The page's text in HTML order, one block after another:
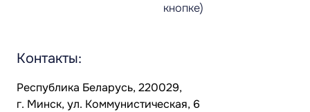
кнопке)
Контакты:
Республика Беларусь, 220029,
г. Минск, ул. Коммунистическая, 6